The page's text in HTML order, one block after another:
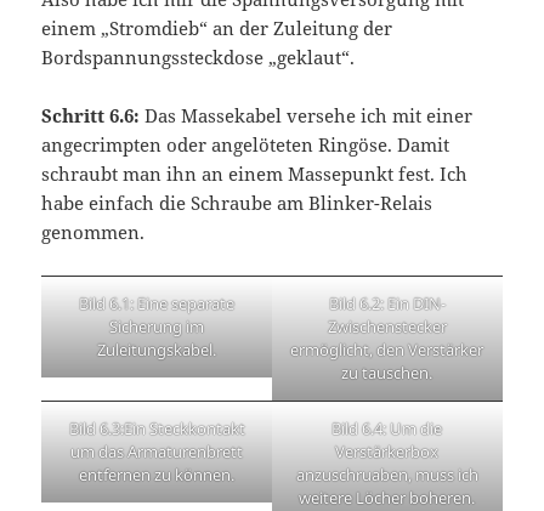
einem „Stromdieb“ an der Zuleitung der
Bordspannungssteckdose „geklaut“.
Schritt 6.6: Das Massekabel versehe ich mit einer
angecrimpten oder angelöteten Ringöse. Damit
schraubt man ihn an einem Massepunkt fest. Ich
habe einfach die Schraube am Blinker-Relais
genommen.
Bild 6.1: Eine separate
Sicherung im
Zuleitungskabel.
Bild 6.2: Ein DIN-
Zwischenstecker
ermöglicht, den Verstärker
zu tauschen.
Bild 6.3:Ein Steckkontakt
um das Armaturenbrett
entfernen zu können.
Bild 6.4: Um die
Verstärkerbox
anzuschruaben, muss ich
weitere Löcher boheren.